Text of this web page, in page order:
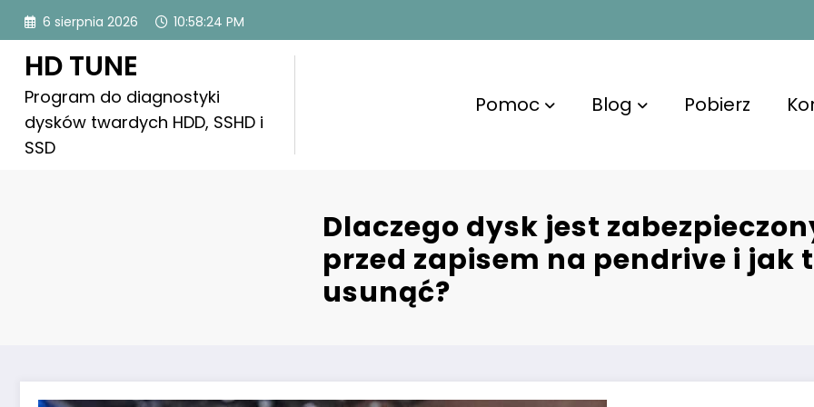
Skip
content
6 sierpnia 2026 10:58:26 PM
HD TUNE
Program do diagnostyki
dysków twardych HDD, SSHD i
SSD
Pomoc Blog Pobierz
Dlaczego dysk jest
przed zapisem na pendrive i jak
usunąć?